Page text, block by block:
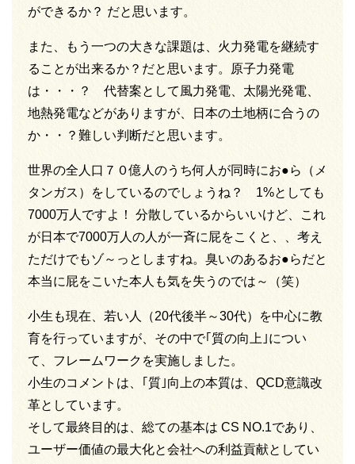
ができるか？ だと思います。
また、もう一つの大きな課題は、火力発電を継続す
ることが出来るか？だと思います。原子力発電
は・・・？ 代替案として風力発電、太陽光発電、
地熱発電などがありますが、日本の土地柄に合うの
か・・？難しい判断だと思います。
世界の全人口７０億人のうち何人が同時にお●ら（メ
タンガス）をしているのでしょうね？ 1%としても
7000万人ですよ！ 分散しているからいいけど、これ
が日本で7000万人の人が一斉に屁をこくと、、考え
ただけでもゾ～っとしますね。臭いのあるお●らだと
本当に屁をこいた本人も気を失うのでは～（笑）
小生も現在、若い人（20代後半～30代）を中心に教
育を行っていますが、その中で｢質の向上｣につい
て、フレームワークを実施しました。
小生のコメントは、｢質｣向上の本質は、QCD意識改
革としています。
そして最終目的は、総ての基本は CS NO.1であり、
ユーザー価値の最大化と会社への利益貢献としてい